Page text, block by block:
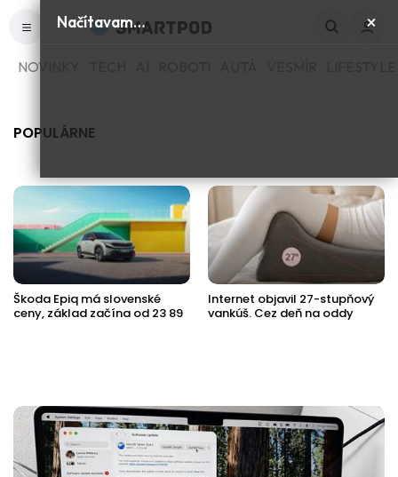
Načítavam… ×
NOVINKY
POPULÁRNE
Škoda Epiq má slovenské
ceny, základ začína od 23 89
Internet objavil 27-stupňový
vankúš. Cez deň na oddy